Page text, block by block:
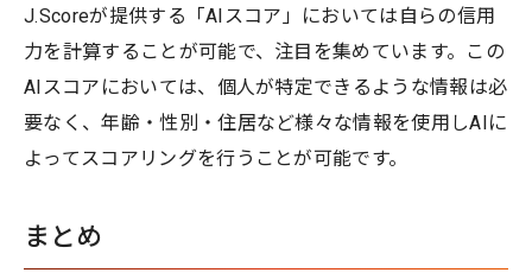
J.Scoreが提供する「AIスコア」においては自らの信用
力を計算することが可能で、注目を集めています。この
AIスコアにおいては、個人が特定できるような情報は必
要なく、年齢・性別・住居など様々な情報を使用しAIに
よってスコアリングを行うことが可能です。
まとめ